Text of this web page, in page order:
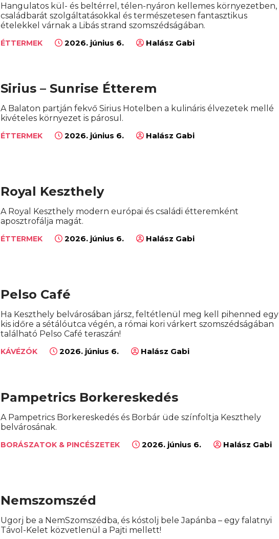
Hangulatos kül- és beltérrel, télen-nyáron kellemes környezetben,
családbarát szolgáltatásokkal és természetesen fantasztikus
ételekkel várnak a Libás strand szomszédságában.
ÉTTERMEK 2026. június 6. Halász Gabi
Sirius – Sunrise Étterem
A Balaton partján fekvő Sirius Hotelben a kulináris élvezetek mellé
kivételes környezet is párosul.
ÉTTERMEK 2026. június 6. Halász Gabi
Royal Keszthely
A Royal Keszthely modern európai és családi étteremként
aposztrofálja magát.
ÉTTERMEK 2026. június 6. Halász Gabi
Pelso Café
Ha Keszthely belvárosában jársz, feltétlenül meg kell pihenned egy
kis időre a sétálóutca végén, a római kori várkert szomszédságában
található Pelso Café teraszán!
KÁVÉZÓK 2026. június 6. Halász Gabi
Pampetrics Borkereskedés
A Pampetrics Borkereskedés és Borbár üde színfoltja Keszthely
belvárosának.
BORÁSZATOK & PINCÉSZETEK 2026. június 6. Halász Gabi
Nemszomszéd
Ugorj be a NemSzomszédba, és kóstolj bele Japánba – egy falatnyi
Távol-Kelet közvetlenül a Pajti mellett!